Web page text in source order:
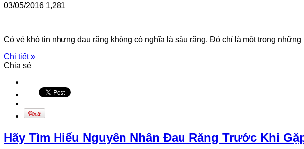
03/05/2016 1,281
Có vẻ khó tin nhưng đau răng không có nghĩa là sâu răng. Đó chỉ là một trong
Chi tiết »
Chia sẻ
Hãy Tìm Hiểu Nguyên Nhân Đau Răng Trước Khi